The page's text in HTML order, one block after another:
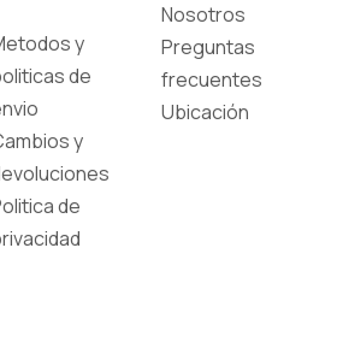
y
de
y
de
Nosotros
Preguntas
frecuentes
Ubicación